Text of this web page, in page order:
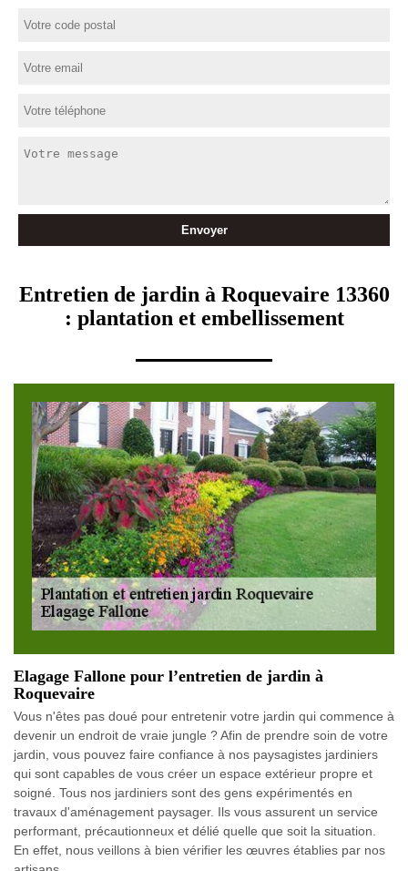
Entretien de jardin à Roquevaire 13360
: plantation et embellissement
Elagage Fallone pour l’entretien de jardin à
Roquevaire
Vous n'êtes pas doué pour entretenir votre jardin qui commence à
devenir un endroit de vraie jungle ? Afin de prendre soin de votre
jardin, vous pouvez faire confiance à nos paysagistes jardiniers
qui sont capables de vous créer un espace extérieur propre et
soigné. Tous nos jardiniers sont des gens expérimentés en
travaux d'aménagement paysager. Ils vous assurent un service
performant, précautionneux et délié quelle que soit la situation.
En effet, nous veillons à bien vérifier les œuvres établies par nos